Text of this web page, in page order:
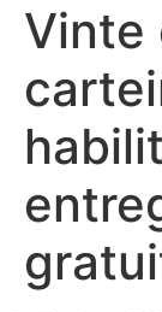
Vinte